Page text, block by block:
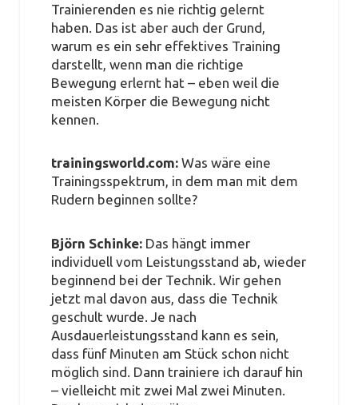
Trainierenden es nie richtig gelernt
haben. Das ist aber auch der Grund,
warum es ein sehr effektives Training
darstellt, wenn man die richtige
Bewegung erlernt hat – eben weil die
meisten Körper die Bewegung nicht
kennen.
trainingsworld.com: Was wäre eine
Trainingsspektrum, in dem man mit dem
Rudern beginnen sollte?
Björn Schinke: Das hängt immer
individuell vom Leistungsstand ab, wieder
beginnend bei der Technik. Wir gehen
jetzt mal davon aus, dass die Technik
geschult wurde. Je nach
Ausdauerleistungsstand kann es sein,
dass fünf Minuten am Stück schon nicht
möglich sind. Dann trainiere ich darauf hin
– vielleicht mit zwei Mal zwei Minuten.